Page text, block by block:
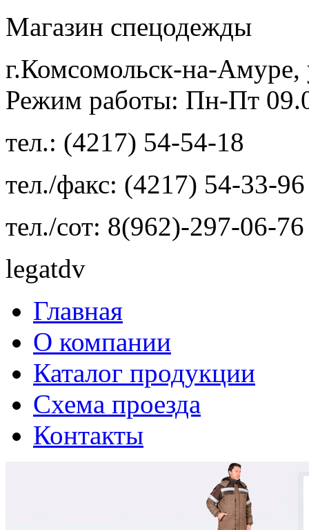
Магазин спецодежды
г.Комсомольск-на-
Режим работы: Пн-Пт
тел.: (4217) 54-54-18
тел./факс: (4217) 54-33-96
тел./сот: 8(962)-297-06-76
legatdv
Главная
О компании
Каталог продукции
Схема проезда
Контакты